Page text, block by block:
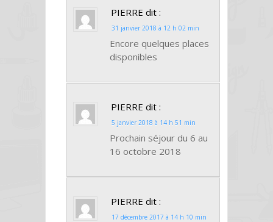
PIERRE dit :
31 janvier 2018 à 12 h 02 min
Encore quelques places
disponibles
PIERRE dit :
5 janvier 2018 à 14 h 51 min
Prochain séjour du 6 au
16 octobre 2018
PIERRE dit :
17 décembre 2017 à 14 h 10 min